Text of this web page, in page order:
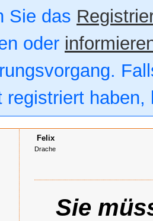
Sie das
oder
registriert
Felix
Drache
Sie